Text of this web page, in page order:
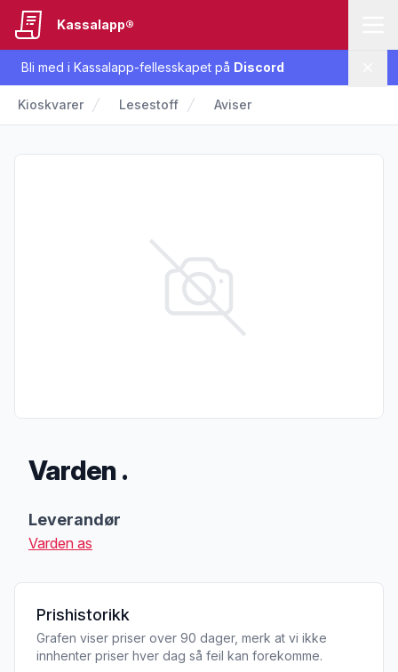
Bli med i Kassalapp-fellesskapet på Discord
Kassalapp®
Kioskvarer Lesestoff Aviser
Varden .
Leverandør
Varden as
Prishistorikk
Grafen viser priser over 90 dager, merk at vi ikke
innhenter priser hver dag så feil kan forekomme.